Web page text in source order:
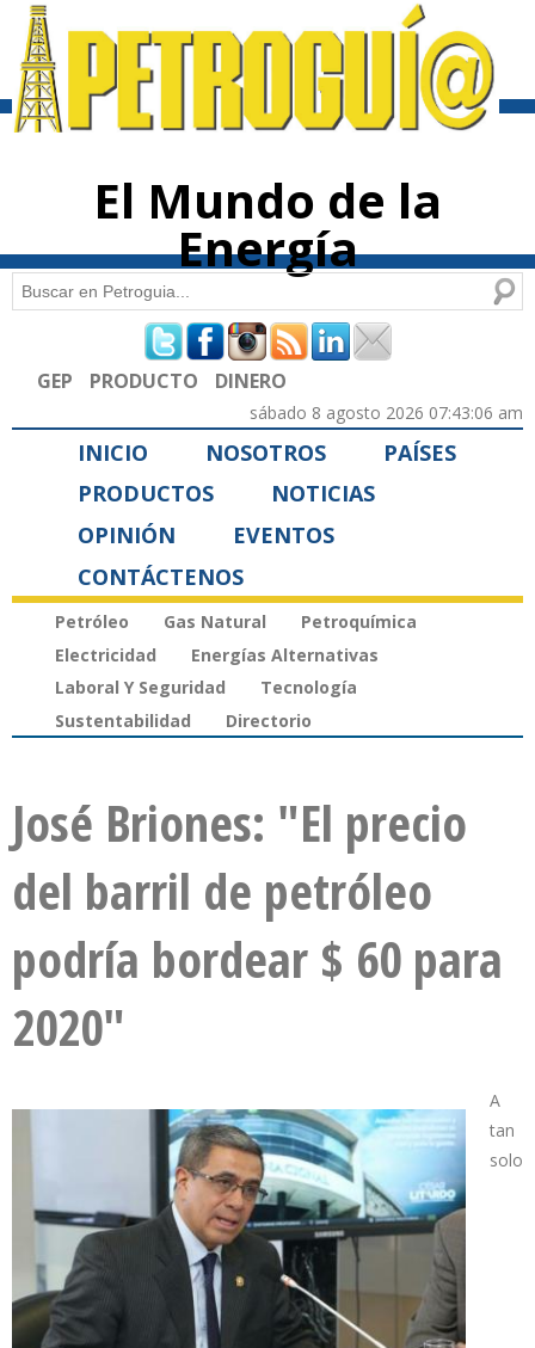
contenido
El Mundo de la
Energía
Formulario de búsqueda
Buscar
GEP PRODUCTO DINERO
sábado 8 agosto 2026 07:43:06 am
INICIO NOSOTROS
PAÍSES
PRODUCTOS
NOTICIAS
OPINIÓN
EVENTOS
CONTÁCTENOS
Petróleo Gas Natural
Petroquímica
Electricidad
Energías Alternativas
Laboral Y Seguridad
Tecnología
Sustentabilidad
Directorio
José Briones: "El precio
del barril de petróleo
podría bordear $ 60 para
2020"
A
tan
solo